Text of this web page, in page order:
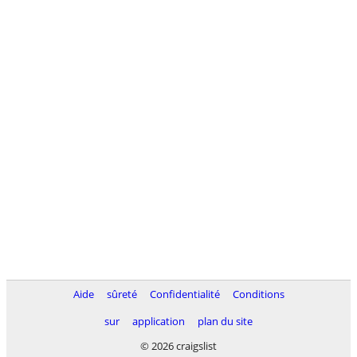
Aide sûreté Confidentialité
Conditions
sur
application
plan du site
© 2026 craigslist